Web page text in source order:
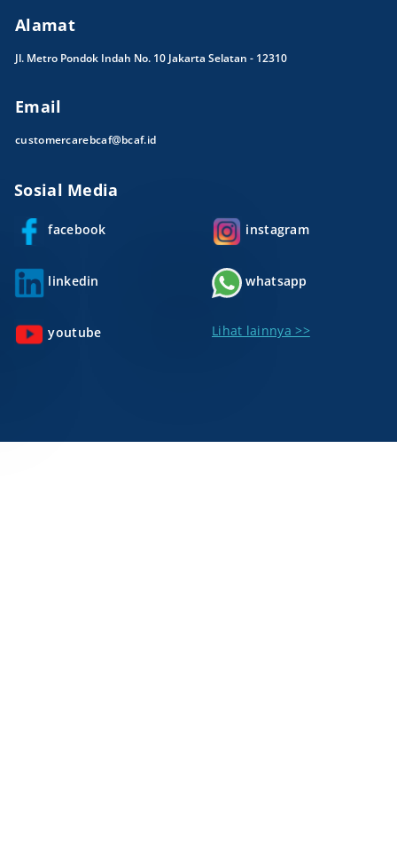
Alamat
Jl. Metro Pondok Indah No. 10 Jakarta Selatan - 12310
Email
customercarebcaf@bcaf.id
Sosial Media
facebook instagram
linkedin whatsapp
youtube Lihat lainnya >>